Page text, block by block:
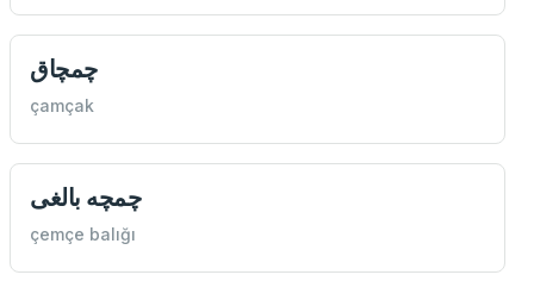
چمچاق
çamçak
چمچه بالغی
çemçe balığı